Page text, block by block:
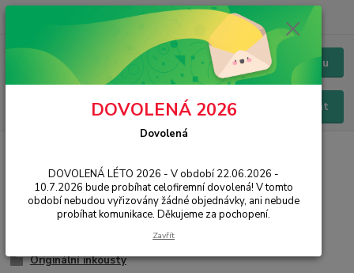
Menu
Hledat
Chat / Online podpora - 24/7
Spotřební materiál
Originální inkousty
DOVOLENÁ 2026
Dovolená
DOVOLENÁ LÉTO 2026 - V období 22.06.2026 -
10.7.2026 bude probíhat celofiremní dovolená! V tomto
období nebudou vyřizovány žádné objednávky, ani nebude
probíhat komunikace. Děkujeme za pochopení.
Zavřít